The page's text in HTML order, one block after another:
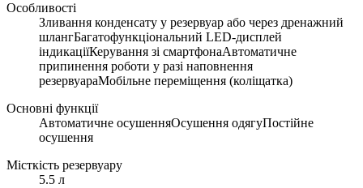
Особливості
Зливання конденсату у резервуар або через дренажний
шлангБагатофункціональний LED-дисплей
індикаціїКерування зі смартфонаАвтоматичне
припинення роботи у разі наповнення
резервуараМобільне переміщення (коліщатка)
Основні функції
Автоматичне осушенняОсушення одягуПостійне
осушення
Місткість резервуару
5.5 л